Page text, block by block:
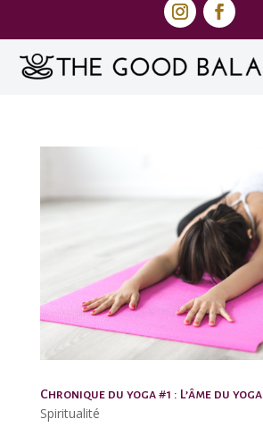
Chronique du yoga #1 : L’âme du yoga
Spiritualité